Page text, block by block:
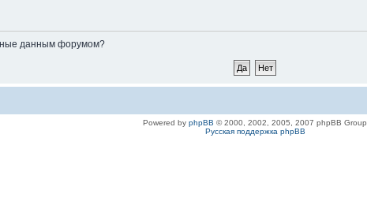
данным форумом?
Powered by phpBB © 2000, 2002, 2005, 2007 phpBB Group
Русская поддержка phpBB